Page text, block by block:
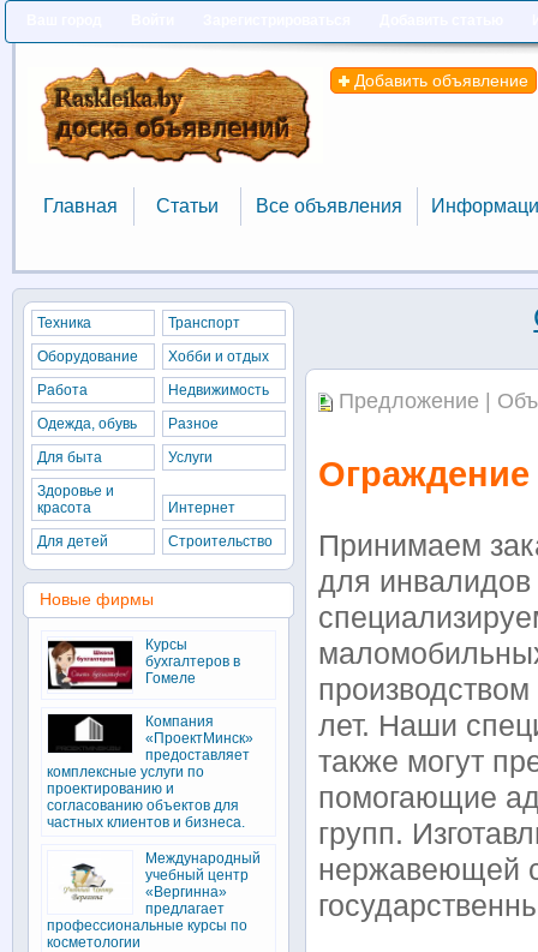
Добавить объявление
Главная
Главная
Статьи
Статьи
Все объявления
Все объявления
Предложение |
Принимаем
для
лет. Наши
также могут
помогающие
групп.
нержавеющей
Техника
Транспорт
Оборудование
Хобби и отдых
Работа
Недвижимость
Одежда, обувь
Разное
Для быта
Услуги
Здоровье и
красота
Интернет
Для детей
Строительство
Новые фирмы
Курсы
бухгалтеров в
Гомеле
Компания
«ПроектМинск»
предоставляет
комплексные услуги по
проектированию и
согласованию объектов для
частных клиентов и бизнеса.
Международный
учебный центр
«Вергинна»
предлагает
профессиональные курсы по
косметологии